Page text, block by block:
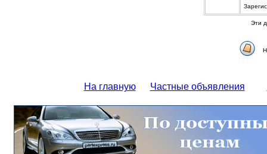
Эти
На главную Частные объявления